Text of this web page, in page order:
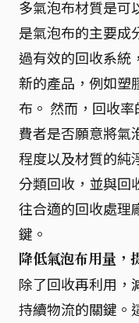
多氣泡布材質是可
是氣泡布的主要成
過有效的回收系統
新的產品，例如塑
布。 然而，回收
費者是否願意將氣
程度以及材質的純
分類回收，並與回
往合適的回收處理
鍵。
降低氣泡布用量，
除了回收再利用，
持續物流的關鍵。